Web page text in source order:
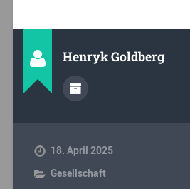
Henryk Goldberg
18. April 2025
Gesellschaft